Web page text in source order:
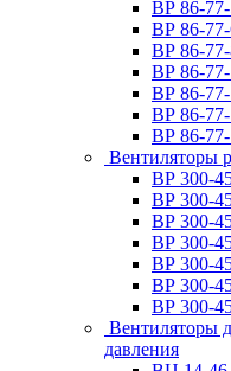
ВР 86-
ВР 86-
ВР 86-
ВР 86-
ВР 86-
ВР 86-
ВР 86-
Вентиляторы
ВР 300-
ВР 300-
ВР 300-
ВР 300-
ВР 300-
ВР 300-
ВР 300-
Вентиляторы
давления